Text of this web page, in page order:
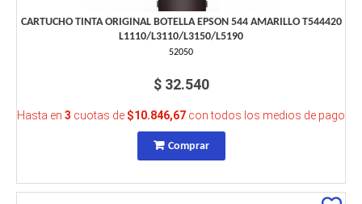
CARTUCHO TINTA ORIGINAL BOTELLA EPSON 544 AMARILLO T544420
L1110/L3110/L3150/L5190
52050
$ 32.540
Hasta en 3 cuotas de $10.846,67 con todos los medios de pago
Comprar